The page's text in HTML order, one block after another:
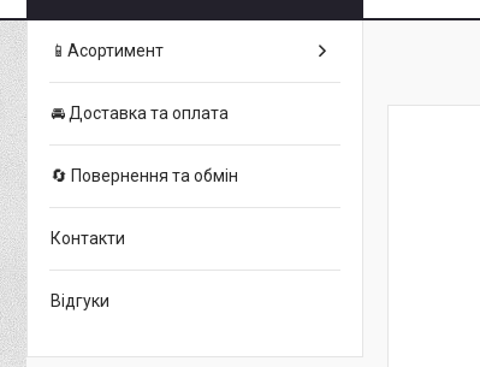
📱Асортимент
🚘 Доставка та оплата
🔄 Повернення та обмін
Контакти
Відгуки